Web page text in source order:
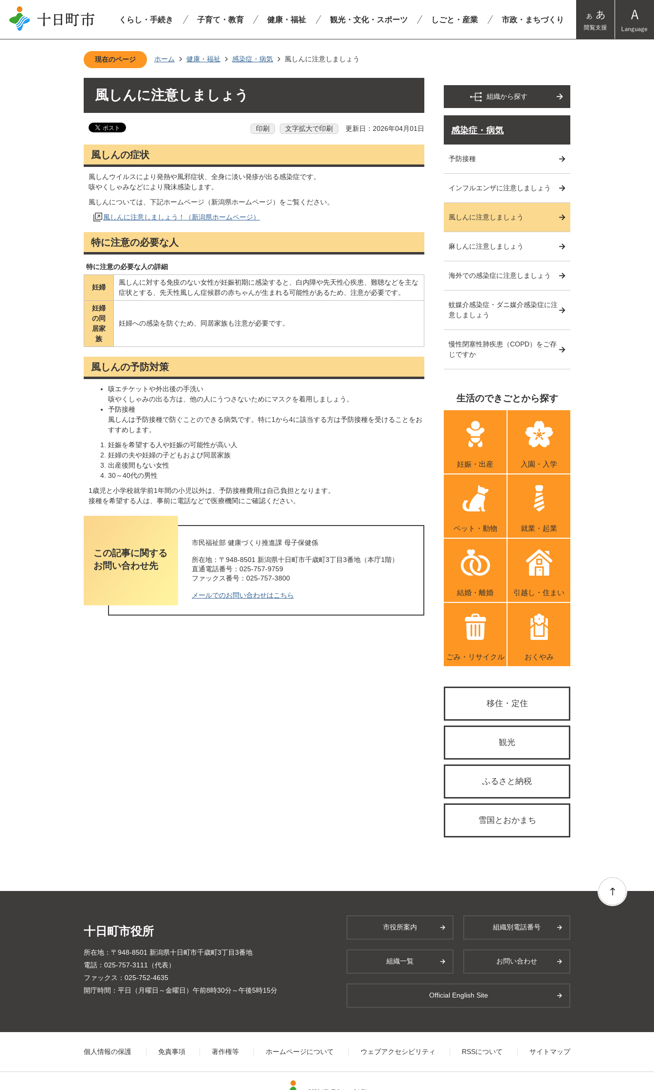
くらし・手続き 子育て・教育 健康・福祉 観光・文化・スポーツ しごと・産業 市政・まちづくり
現在のページ ホーム 健康・福祉 感染症・病気 風しんに注意しましょう
風しんに注意しましょう
印刷 文字拡大で印刷 更新日：2026年04月01日
風しんの症状
風しんウイルスにより発熱や風邪症状、全身に淡い発疹が出る感染症です。
咳やくしゃみなどにより飛沫感染します。
風しんについては、下記ホームページ（新潟県ホームページ）をご覧ください。
風しんに注意しましょう！（新潟県ホームページ）
特に注意の必要な人
特に注意の必要な人の詳細
妊婦
風しんに対する免疫のない女性が妊娠初期に感染すると、白内障や先天性心疾患、難聴などを主な
症状とする、先天性風しん症候群の赤ちゃんが生まれる可能性があるため、注意が必要です。
妊婦
の同
居家
族
妊婦への感染を防ぐため、同居家族も注意が必要です。
風しんの予防対策
咳エチケットや外出後の手洗い
咳やくしゃみの出る方は、他の人にうつさないためにマスクを着用しましょう。
予防接種
風しんは予防接種で防ぐことのできる病気です。特に1から4に該当する方は予防接種を受けることをお
すすめします。
妊娠を希望する人や妊娠の可能性が高い人
妊婦の夫や妊婦の子どもおよび同居家族
出産後間もない女性
30～40代の男性
1歳児と小学校就学前1年間の小児以外は、予防接種費用は自己負担となります。
接種を希望する人は、事前に電話などで医療機関にご確認ください。
この記事に関する
お問い合わせ先
市民福祉部 健康づくり推進課 母子保健係
所在地：〒948-8501 新潟県十日町市千歳町3丁目3番地（本庁1階）
直通電話番号：025-757-9759
ファックス番号：025-757-3800
メールでのお問い合わせはこちら
組織から探す
感染症・病気
予防接種
インフルエンザに注意しましょう
風しんに注意しましょう
麻しんに注意しましょう
海外での感染症に注意しましょう
蚊媒介感染症・ダニ媒介感染症に注
意しましょう
慢性閉塞性肺疾患（COPD）をご存
じですか
生活のできごとから探す
妊娠・出産 入園・入学
ペット・動物 就業・起業
結婚・離婚 引越し・住まい
ごみ・リサイクル おくやみ
移住・定住
観光
ふるさと納税
雪国とおかまち
十日町市役所
所在地：〒948-8501 新潟県十日町市千歳町3丁目3番地
電話：025-757-3111（代表）
ファックス：025-752-4635
開庁時間：平日（月曜日～金曜日）午前8時30分～午後5時15分
市役所案内 組織別電話番号
組織一覧 お問い合わせ
Official English Site
個人情報の保護 免責事項 著作権等 ホームページについて ウェブアクセシビリティ RSSについて サイトマップ